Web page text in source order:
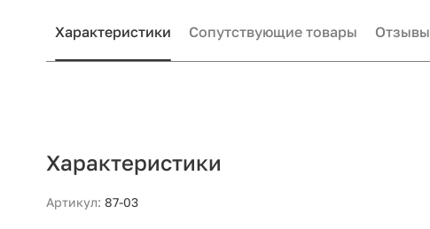
Характеристики Сопутствующие товары Отзывы
Характеристики
Артикул: 87-03